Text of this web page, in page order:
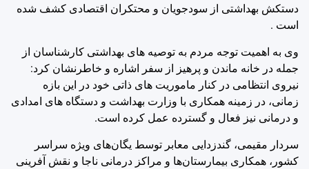
دستکش بهداشتی از سودجویان و محتکران اقتصادی کشف شده
است .
وی به اهمیت توجه مردم به توصیه های بهداشتی کارشناسان از
جمله در خانه ماندن و پرهیز از سفر اشاره و خاطرنشان کرد:
نیروی انتظامی در کنار ماموریت های ذاتی خود در این بازه
زمانی، در زمینه همکاری با وزارت بهداشت و دستگاه های امدادی
و درمانی نیز فعال و گسترده عمل کرده است.
سردار مقیمی، گندزدایی معابر توسط یگان‌های ویژه سراسر
کشور، همکاری بیمارستان‌ها و مراکز درمانی ناجا و نقش آفرینی